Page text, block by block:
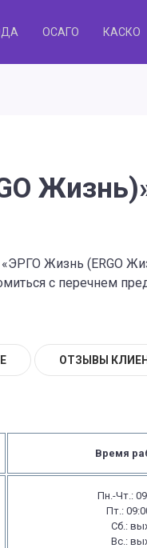
ОСАГО КАСКО
«ЭРГО Жизнь (ERGO
с перечнем
ОТЗЫВЫ
Время
Пн.-Чт.:
Пт.:
Сб.:
Вс.: